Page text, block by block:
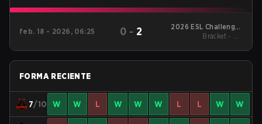
feb. 18 - 2026, 06:25 0 - 2
2026 ESL Challenger
League Season 51:
Bracket - UB
FORMA RECIENTE
7/10 W W L W W W L L W W